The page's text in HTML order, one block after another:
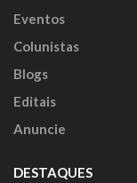
Eventos
Colunistas
Blogs
Editais
Anuncie
DESTAQUES